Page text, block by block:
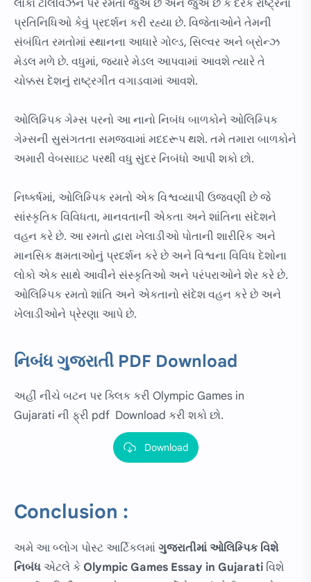
લોકો ટેલિવિઝન પર રમતો જુએ છે અને જુએ છે કે દરેક રાષ્ટ્રના
પ્રતિનિધિઓ કેવું પ્રદર્શન કરી રહ્યા છે. વિજેતાઓને તેમની
સંબંધિત રમતોમાં સ્થાનના આધારે ગોલ્ડ, સિલ્વર અને બ્રોન્ઝ
મેડલ મળે છે. વધુમાં, જ્યારે મેડલ આપવામાં આવશે ત્યારે તે
ચોક્કસ દેશનું રાષ્ટ્રગીત વગાડવામાં આવશે.
ઓલિમ્પિક ગેમ્સ પરનો આ નાનો નિબંધ બાળકોને ઓલિમ્પિક
ગેમ્સની સુસંગતતા સમજવામાં મદદરૂપ થશે. તમે તમારા બાળકોને
અમારી વેબસાઇટ પરથી વધુ સુંદર નિબંધો આપી શકો છો.
નિષ્કર્ષમાં, ઓલિમ્પિક રમતો એક વિશ્વવ્યાપી ઉજવણી છે જે
સાંસ્કૃતિક વિવિધતા, માનવતાની એકતા અને શાંતિના સંદેશને
વહન કરે છે. આ રમતો દ્વારા ખેલાડીઓ પોતાની શારીરિક અને
માનસિક ક્ષમતાઓનું પ્રદર્શન કરે છે અને વિશ્વના વિવિધ દેશોના
લોકો એક સાથે આવીને સંસ્કૃતિઓ અને પરંપરાઓને શેર કરે છે.
ઓલિમ્પિક રમતો શાંતિ અને એકતાનો સંદેશ વહન કરે છે અને
ખેલાડીઓને પ્રેરણા આપે છે.
નિબંધ ગુજરાતી PDF Download
અહીં નીચે બટન પર ક્લિક કરી Olympic Games in
Gujarati ની ફ્રી pdf Download કરી શકો છો.
Download
Conclusion :
અમે આ બ્લોગ પોસ્ટ આર્ટિકલમાં ગુજરાતીમાં ઓલિમ્પિક વિશે
નિબંધ એટલે કે Olympic Games Essay in Gujarati વિશે